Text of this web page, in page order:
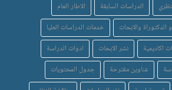
الدراسات السابقة
الاطار العام
والابحاث
خدمات الدراسات العليا
اكاديمية نشر الابحاث
ادوات الدراسة
عناوين مقترحة
جدول المحتويات